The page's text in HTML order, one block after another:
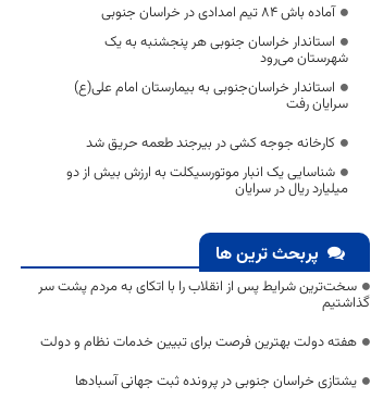
آماده باش ۸۴ تیم امدادی در خراسان جنوبی
استاندار خراسان جنوبی هر پنجشنبه به یک
شهرستان می‌رود
استاندار خراسان‌جنوبی به بیمارستان امام علی‌(ع)
سرایان رفت
کارخانه جوجه کشی در بیرجند طعمه حریق شد
شناسایی یک انبار موتورسیکلت به ارزش بیش از دو
میلیارد ریال در سرایان
پربحث ترین ها
سخت‌ترین شرایط پس از انقلاب را با اتکای به مردم پشت سر
گذاشتیم
هفته دولت بهترین فرصت برای تبیین خدمات نظام و دولت
یشتازی خراسان جنوبی در پرونده ثبت جهانی آسبادها